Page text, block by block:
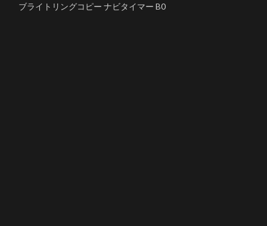
ブライトリングコピー ナビタイマー B0